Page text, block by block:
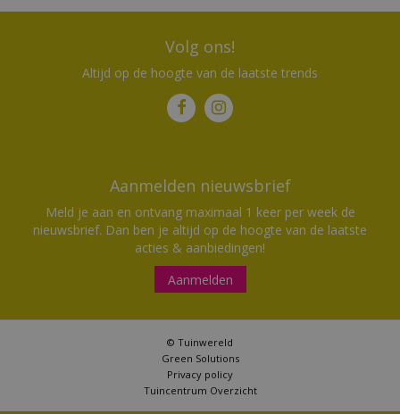
Volg ons!
Altijd op de hoogte van de laatste trends
Aanmelden nieuwsbrief
Meld je aan en ontvang maximaal 1 keer per week de
nieuwsbrief. Dan ben je altijd op de hoogte van de laatste
acties & aanbiedingen!
Aanmelden
© Tuinwereld
Green Solutions
Privacy policy
Tuincentrum Overzicht